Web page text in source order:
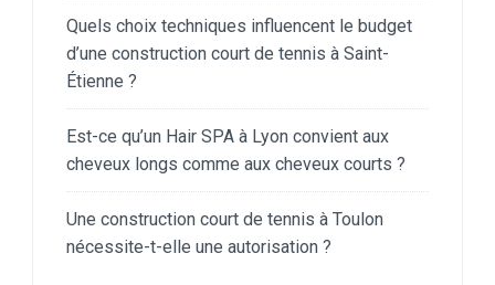
Quels choix techniques influencent le budget
d’une construction court de tennis à Saint-
Étienne ?
Est-ce qu’un Hair SPA à Lyon convient aux
cheveux longs comme aux cheveux courts ?
Une construction court de tennis à Toulon
nécessite-t-elle une autorisation ?